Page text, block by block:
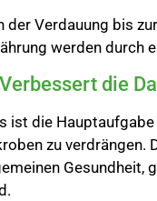
der Verdauung bis
werden durch
die
ist die
zu verdrängen.
Gesundheit,